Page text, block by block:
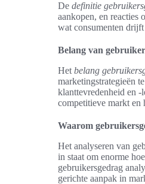
De definitie
aankopen, en reacties
wat consumenten
Belang van
Het belang
marketingstrategieën
klanttevredenheid en
competitieve markt en
Waarom
Het analyseren van
in staat om enorme
gebruikersgedrag
gerichte aanpak in